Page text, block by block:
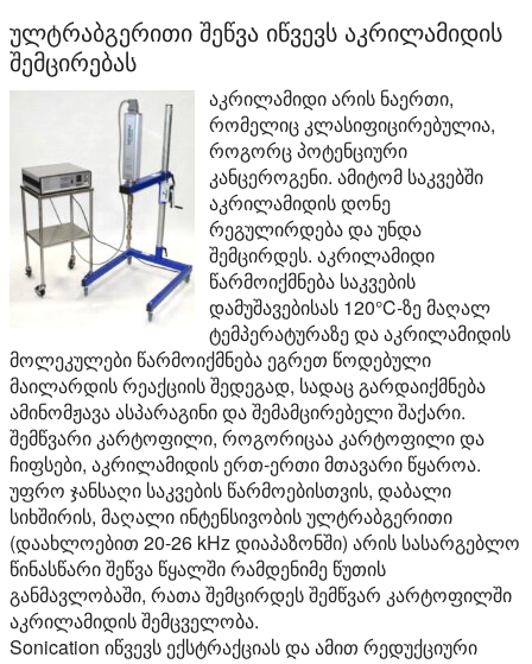
ულტრაბგერითი შეწვა იწვევს აკრილამიდის
შემცირებას
აკრილამიდი არის ნაერთი,
რომელიც კლასიფიცირებულია,
როგორც პოტენციური
კანცეროგენი. ამიტომ საკვებში
აკრილამიდის დონე
რეგულირდება და უნდა
შემცირდეს. აკრილამიდი
წარმოიქმნება საკვების
დამუშავებისას 120°C-ზე მაღალ
ტემპერატურაზე და აკრილამიდის
მოლეკულები წარმოიქმნება ეგრეთ წოდებული
მაილარდის რეაქციის შედეგად, სადაც გარდაიქმნება
ამინომჟავა ასპარაგინი და შემამცირებელი შაქარი.
შემწვარი კარტოფილი, როგორიცაა კარტოფილი და
ჩიფსები, აკრილამიდის ერთ-ერთი მთავარი წყაროა.
უფრო ჯანსაღი საკვების წარმოებისთვის, დაბალი
სიხშირის, მაღალი ინტენსივობის ულტრაბგერითი
(დაახლოებით 20-26 kHz დიაპაზონში) არის სასარგებლო
წინასწარი შეწვა წყალში რამდენიმე წუთის
განმავლობაში, რათა შემცირდეს შემწვარ კარტოფილში
აკრილამიდის შემცველობა.
Sonication იწვევს ექსტრაქციას და ამით რედუქციური